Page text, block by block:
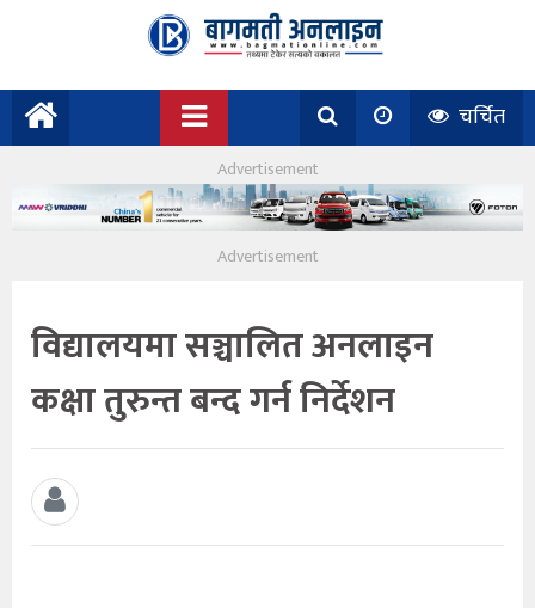
चर्चित
विद्यालयमा सञ्चालित अनलाइन
कक्षा तुरुन्त बन्द गर्न निर्देशन